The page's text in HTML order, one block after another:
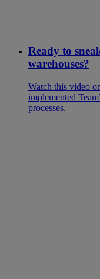
Ready to
warehouses?
Watch this video
implemented
processes.